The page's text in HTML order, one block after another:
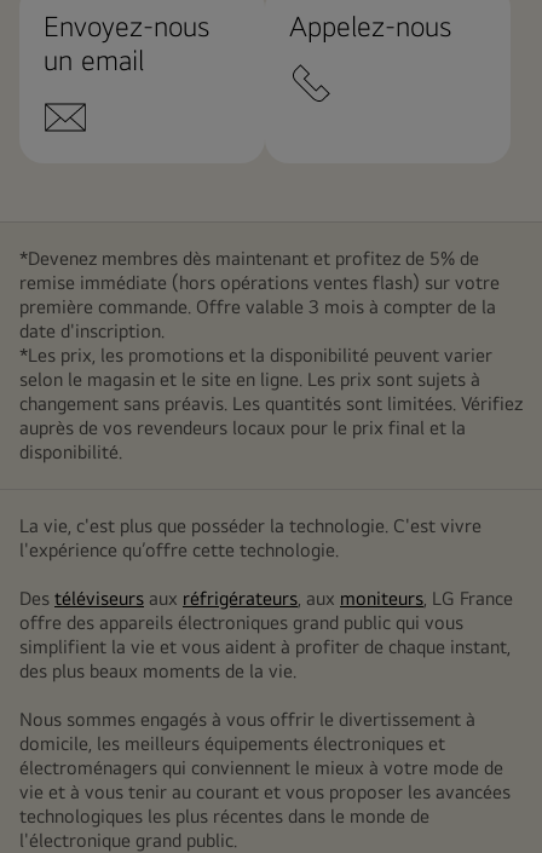
Envoyez-nous
un email
Appelez-nous
*Devenez membres dès maintenant et profitez de 5% de
remise immédiate (hors opérations ventes flash) sur votre
première commande. Offre valable 3 mois à compter de la
date d'inscription.
*Les prix, les promotions et la disponibilité peuvent varier
selon le magasin et le site en ligne. Les prix sont sujets à
changement sans préavis. Les quantités sont limitées. Vérifiez
auprès de vos revendeurs locaux pour le prix final et la
disponibilité.
La vie, c'est plus que posséder la technologie. C'est vivre
l'expérience qu’offre cette technologie.
Des téléviseurs aux réfrigérateurs, aux moniteurs, LG France
offre des appareils électroniques grand public qui vous
simplifient la vie et vous aident à profiter de chaque instant,
des plus beaux moments de la vie.
Nous sommes engagés à vous offrir le divertissement à
domicile, les meilleurs équipements électroniques et
électroménagers qui conviennent le mieux à votre mode de
vie et à vous tenir au courant et vous proposer les avancées
technologiques les plus récentes dans le monde de
l'électronique grand public.